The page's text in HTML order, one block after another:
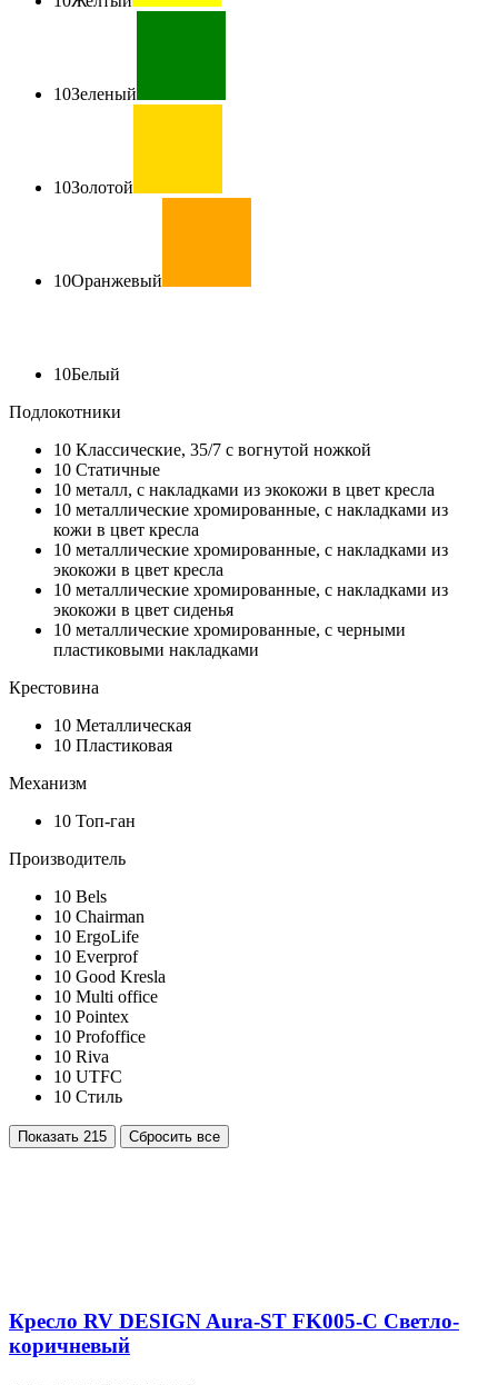
10Зеленый
10Золотой
10Оранжевый
10Белый
Подлокотники
10 Классические, 35/7 с вогнутой ножкой
10 Статичные
10 металл, с накладками из экокожи в цвет кресла
10 металлические хромированные, с накладками из
кожи в цвет кресла
10 металлические хромированные, с накладками из
экокожи в цвет кресла
10 металлические хромированные, с накладками из
экокожи в цвет сиденья
10 металлические хромированные, с черными
пластиковыми накладками
Крестовина
10 Металлическая
10 Пластиковая
Механизм
10 Топ-ган
Производитель
10 Bels
10 Chairman
10 ErgoLife
10 Everprof
10 Good Kresla
10 Multi office
10 Pointex
10 Profoffice
10 Riva
10 UTFC
10 Стиль
Показать 215 Сбросить все
Кресло RV DESIGN Aura-ST FK005-C Светло-
коричневый